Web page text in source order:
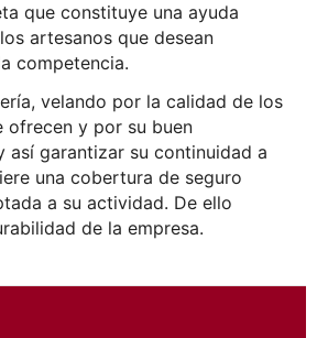
que constituye una ayuda
artesanos que desean
competencia.
velando por la calidad de los
ofrecen y por su buen
así garantizar su continuidad a
una cobertura de seguro
a su actividad. De ello
de la empresa.